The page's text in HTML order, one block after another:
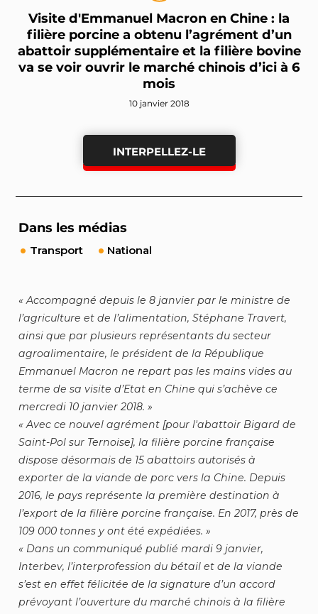
Visite d'Emmanuel Macron en Chine : la
filière porcine a obtenu l’agrément d’un
abattoir supplémentaire et la filière bovine
va se voir ouvrir le marché chinois d’ici à 6
mois
10 janvier 2018
INTERPELLEZ-LE
Dans les médias
Transport National
Accompagné depuis le 8 janvier par le ministre de
l’agriculture et de l’alimentation, Stéphane Travert,
ainsi que par plusieurs représentants du secteur
agroalimentaire, le président de la République
Emmanuel Macron ne repart pas les mains vides au
terme de sa visite d’Etat en Chine qui s’achève ce
mercredi 10 janvier 2018.
Avec ce nouvel agrément [pour l'abattoir Bigard de
Saint-Pol sur Ternoise], la filière porcine française
dispose désormais de 15 abattoirs autorisés à
exporter de la viande de porc vers la Chine. Depuis
2016, le pays représente la première destination à
l’export de la filière porcine française. En 2017, près de
109 000 tonnes y ont été expédiées.
Dans un communiqué publié mardi 9 janvier,
Interbev, l’interprofession du bétail et de la viande
s’est en effet félicitée de la signature d’un accord
prévoyant l’ouverture du marché chinois à la filière